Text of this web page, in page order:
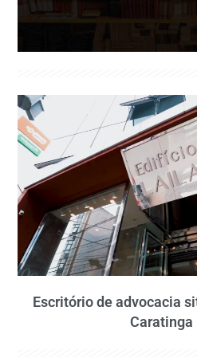
Escritório de advocacia
Caratinga